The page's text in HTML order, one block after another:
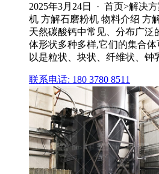
2025年3月24日 · 首页>解决
机 方解石磨粉机 物料介绍 方
天然碳酸钙中常见、分布广泛
体形状多种多样,它们的集合
以是粒状、块状、纤维状、钟
联系电话: 180 3780 8511